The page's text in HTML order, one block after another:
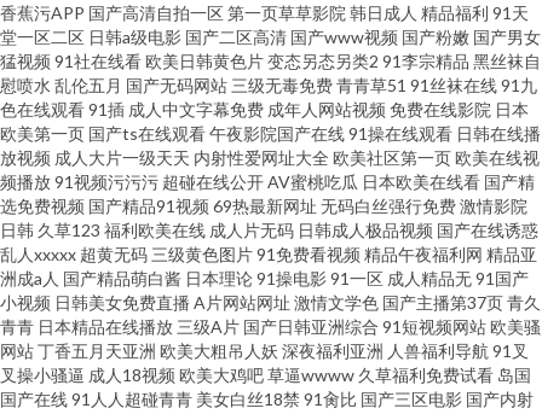
香蕉污APP 国产高清自拍一区第一页草草影院 韩日成人 精品福利 91天
堂一区二区 日韩a级电影 国产二区高清 国产www视频 国产粉嫩 国产男女
猛视频 91社在线看欧美日韩黄色片变态另态另类2 91李宗精品 黑丝袜自
慰喷水 乱伦五月 国产无码网站 三级无毒免费青青草51 91丝袜在线91九
色在线观看91插 成人中文字幕免费 成年人网站视频 免费在线影院 日本
欧美第一页 国产ts在线观看午夜影院国产在线91操在线观看 日韩在线播
放视频 成人大片一级天天 内射性爱网址大全 欧美社区第一页欧美在线视
频播放91视频污污污 超碰在线公开AV蜜桃吃瓜 日本欧美在线看 国产精
选免费视频 国产精品91视频 69热最新网址 无码白丝强行免费激情影院
日韩 久草123 福利欧美在线 成人片无码 日韩成人极品视频 国产在线诱惑
乱人xxxxx 超黄无码 三级黄色图片91免费看视频 精品午夜福利网 精品亚
洲成a人 国产精品萌白酱 日本理论91操电影91一区 成人精品无91国产
小视频 日韩美女免费直播 A片网站网址 激情文学色 国产主播第37页青久
青青 日本精品在线播放 三级A片 国产日韩亚洲综合 91短视频网站欧美骚
网站丁香五月天亚洲 欧美大粗吊人妖 深夜福利亚洲 人兽福利导航 91叉
叉操小骚逼 成人18视频 欧美大鸡吧草逼wwww 久草福利免费试看 岛国
国产在线91人人超碰青青 美女白丝18禁 91肏比 国产三区电影 国产内射